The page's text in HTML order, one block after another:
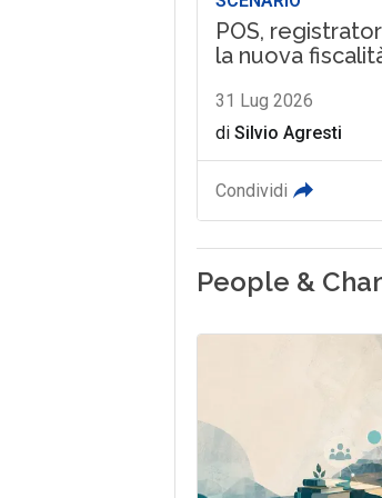
POS,
la nuova
31 Lug 2026
di Silvio Agresti
Condividi
People &